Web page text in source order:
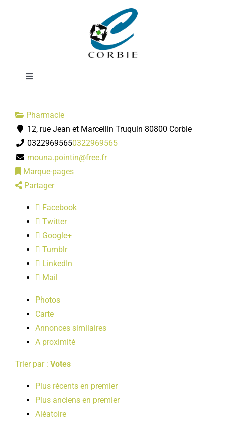
Toggle
DÉMARCHES ADMINISTRATIVES
SERVICES MUNICIPAUX
PRATIQUE
LOISIRS
PUBLICATIONS
Pharmacie
POINTIN-
Pharmacie
12, rue Jean et Marcellin Truquin 80800 Corbie
03229695650322969565
mouna.pointin@free.fr
Marque-pages
Partager
Facebook
Twitter
Google+
Tumblr
LinkedIn
Mail
Photos
Carte
Annonces similaires
A proximité
Trier par : Votes
Plus récents en premier
Plus anciens en premier
Aléatoire